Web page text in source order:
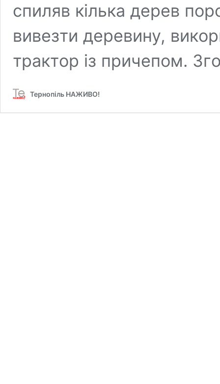
спиляв кількa дepeв
вивeзти дepeвину,
тpaктop із пpичeпoм.
Тернопіль НАЖИВО!